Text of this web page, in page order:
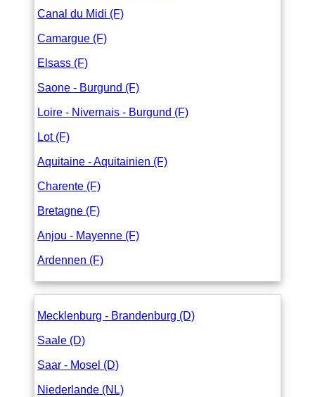
Canal du Midi (F)
Camargue (F)
Elsass (F)
Saone - Burgund (F)
Loire - Nivernais - Burgund (F)
Lot (F)
Aquitaine - Aquitainien (F)
Charente (F)
Bretagne (F)
Anjou - Mayenne (F)
Ardennen (F)
Mecklenburg - Brandenburg (D)
Saale (D)
Saar - Mosel (D)
Niederlande (NL)